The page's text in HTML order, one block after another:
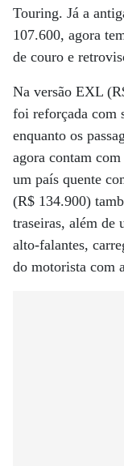
Touring. Já a
107.600, agora
de couro e
Na versão EXL
foi reforçada com
enquanto os
agora contam
um país quente
(R$ 134.900)
traseiras, além de
alto-falantes,
do motorista com